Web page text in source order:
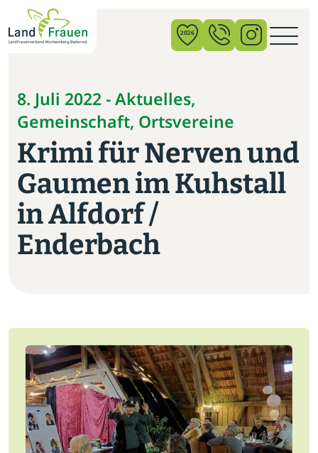
2026
8. Juli 2022 - Aktuelles,
Gemeinschaft, Ortsvereine
Krimi für Nerven und
Gaumen im Kuhstall
in Alfdorf /
Enderbach
×
News
Verband
Politik
Bildung
Gemeinschaft
Jobs
Newsletter
Presse
Intern